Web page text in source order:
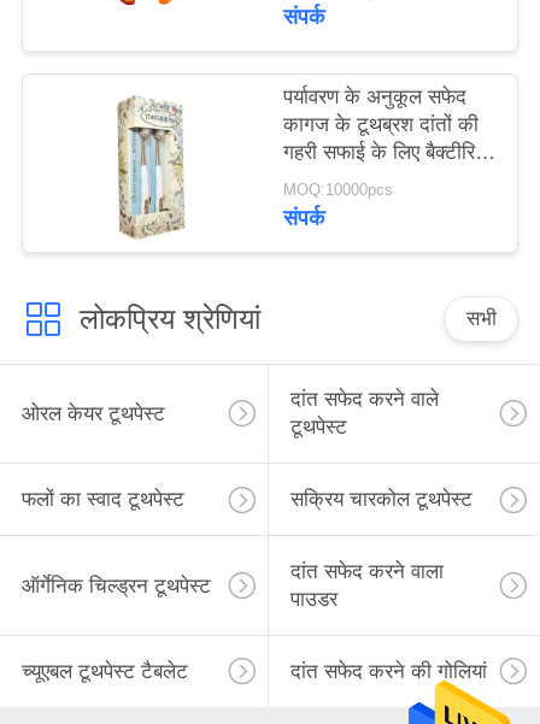
संपर्क
पर्यावरण के अनुकूल सफेद
कागज के टूथब्रश दांतों की
गहरी सफाई के लिए बैक्टीरिया
निकालते हैं
MOQ:10000pcs
संपर्क
लोकप्रिय श्रेणियां सभी
ओरल केयर टूथपेस्ट
दांत सफेद करने वाले
टूथपेस्ट
फलों का स्वाद टूथपेस्ट सक्रिय चारकोल टूथपेस्ट
ऑर्गेनिक चिल्ड्रन टूथपेस्ट
दांत सफेद करने वाला
पाउडर
च्यूएबल टूथपेस्ट टैबलेट दांत सफेद करने की गोलियां